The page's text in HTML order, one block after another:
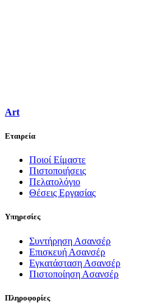
Art
Εταιρεία
Ποιοί Είμαστε
Πιστοποιήσεις
Πελατολόγιο
Θέσεις Εργασίας
Υπηρεσίες
Συντήρηση Ασανσέρ
Επισκευή Ασανσέρ
Εγκατάσταση Ασανσέρ
Πιστοποίηση Ασανσέρ
Πληροφορίες